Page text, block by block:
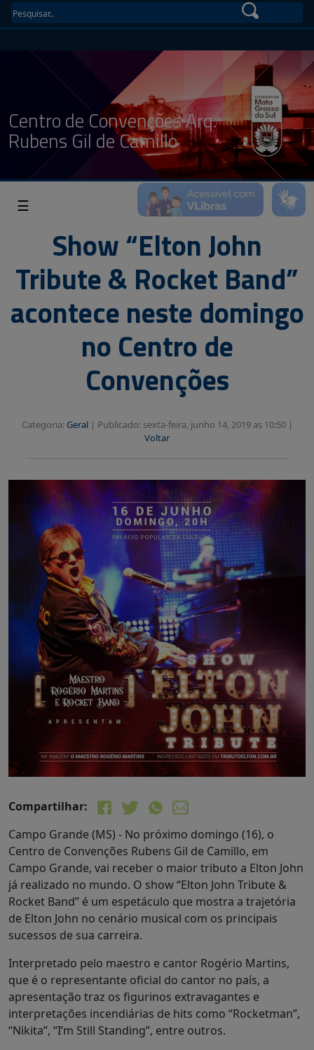
Centro de Convenções Arq.
Rubens Gil de Camillo
☰
Show “Elton John
Tribute & Rocket Band”
acontece neste domingo
no Centro de
Convenções
Categoria: Geral| Publicado: sexta-feira, junho 14, 2019 as 10:50 |
Voltar
Compartilhar:
Campo Grande (MS) - No próximo domingo (16), o
Centro de Convenções Rubens Gil de Camillo, em
Campo Grande, vai receber o maior tributo a Elton John
já realizado no mundo. O show “Elton John Tribute &
Rocket Band” é um espetáculo que mostra a trajetória
de Elton John no cenário musical com os principais
sucessos de sua carreira.
Interpretado pelo maestro e cantor Rogério Martins,
que é o representante oficial do cantor no país, a
apresentação traz os figurinos extravagantes e
interpretações incendiárias de hits como “Rocketman”,
“Nikita”, “I’m Still Standing”, entre outros.